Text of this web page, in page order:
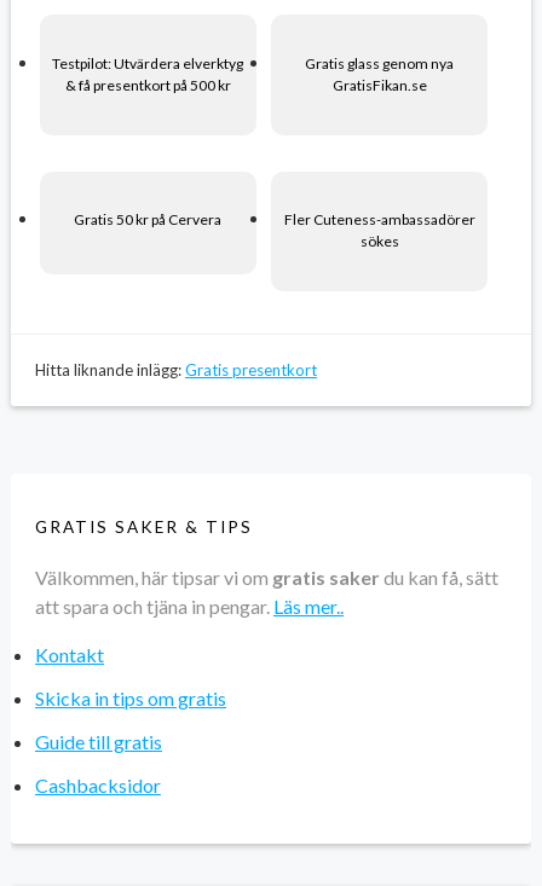
Testpilot: Utvärdera elverktyg
& få presentkort på 500 kr
Gratis glass genom nya
GratisFikan.se
Gratis 50 kr på Cervera
Fler Cuteness-ambassadörer
sökes
Hitta liknande inlägg:Gratis presentkort
GRATIS SAKER & TIPS
Välkommen, här tipsar vi om gratis saker du kan få, sätt
att spara och tjäna in pengar. Läs mer..
Kontakt
Skicka in tips om gratis
Guide till gratis
Cashbacksidor